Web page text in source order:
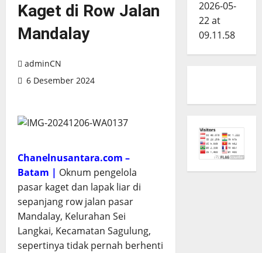
Kaget di Row Jalan
Mandalay
adminCN
6 Desember 2024
Chanelnusantara.com –
Batam | Oknum pengelola
pasar kaget dan lapak liar di
sepanjang row jalan pasar
Mandalay, Kelurahan Sei
Langkai, Kecamatan Sagulung,
sepertinya tidak pernah berhenti